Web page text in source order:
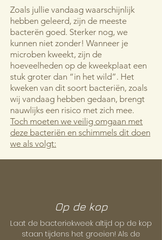
​Zoals jullie vandaag waarschijnlijk
hebben geleerd, zijn de meeste
bacterën goed. Sterker nog, we
kunnen niet zonder! Wanneer je
microben kweekt, zijn de
hoeveelheden op de kweekplaat een
stuk groter dan “in het wild”. Het
kweken van dit soort bacteriën, zoals
wij vandaag hebben gedaan, brengt
nauwlijks een risico met zich mee.
Toch moeten we veilig omgaan met
deze bacteriën en schimmels dit doen
we als volgt:
Op de kop
Laat de bacteriekweek altijd op de kop
staan tijdens het groeien! Als de